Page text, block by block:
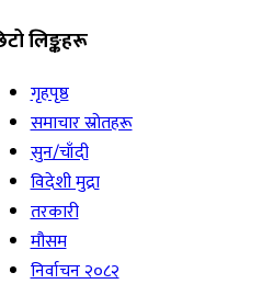
लिङ्कहरू
गृहपृष्ठ
समाचार स्रोतहरू
सुन/चाँदी
विदेशी मुद्रा
तरकारी
मौसम
निर्वाचन २०८२